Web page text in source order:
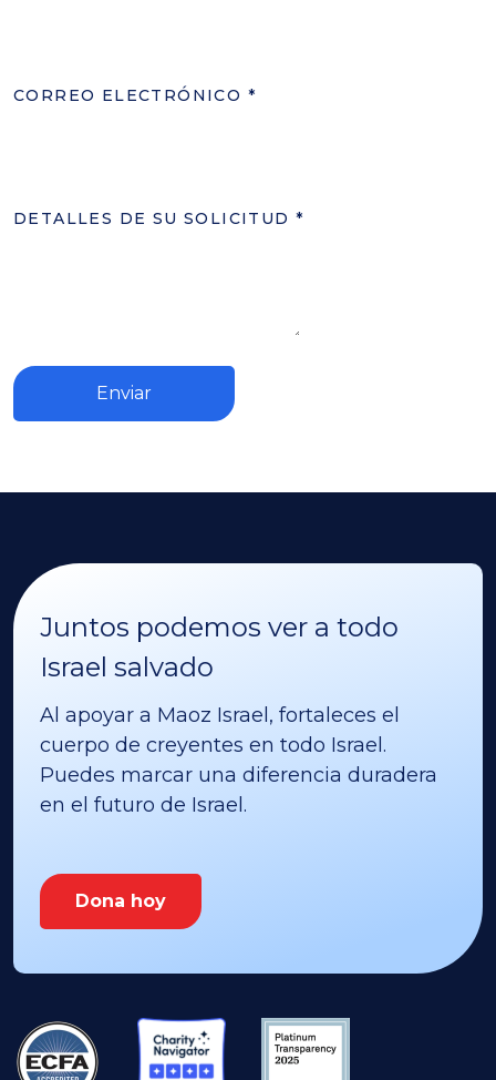
CORREO ELECTRÓNICO *
DETALLES DE SU SOLICITUD *
Enviar
Juntos podemos ver a todo
Israel salvado
Al apoyar a Maoz Israel, fortaleces el
cuerpo de creyentes en todo Israel.
Puedes marcar una diferencia duradera
en el futuro de Israel.
Dona hoy